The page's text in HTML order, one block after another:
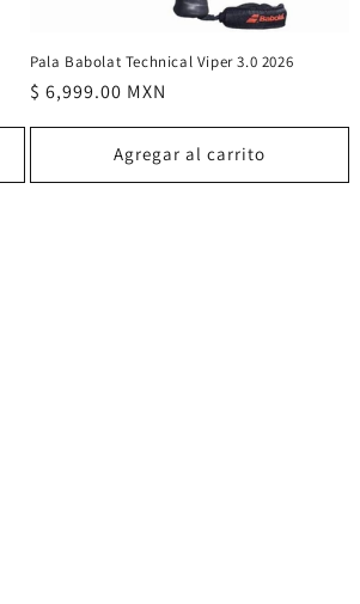
Pala Babolat Technical Viper 3.0 2026
Precio
$ 6,999.00 MXN
Agregar al carrito